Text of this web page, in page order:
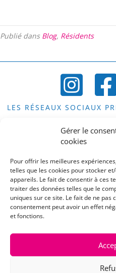
Gérer le
cookies
Pour offrir les meilleures
telles que les cookies pour stocker
appareils. Le fait de consentir à ces
traiter des données telles que le
uniques sur ce site. Le fait de ne pas
consentement peut avoir un effet
et fonctions.
Publié dans Blog, Résidents
LES RÉSEAUX SOCIAUX
LES COMPTES
LE COMPTE PUBLIC
UNE REMARQUE,
COMMENTAIRE